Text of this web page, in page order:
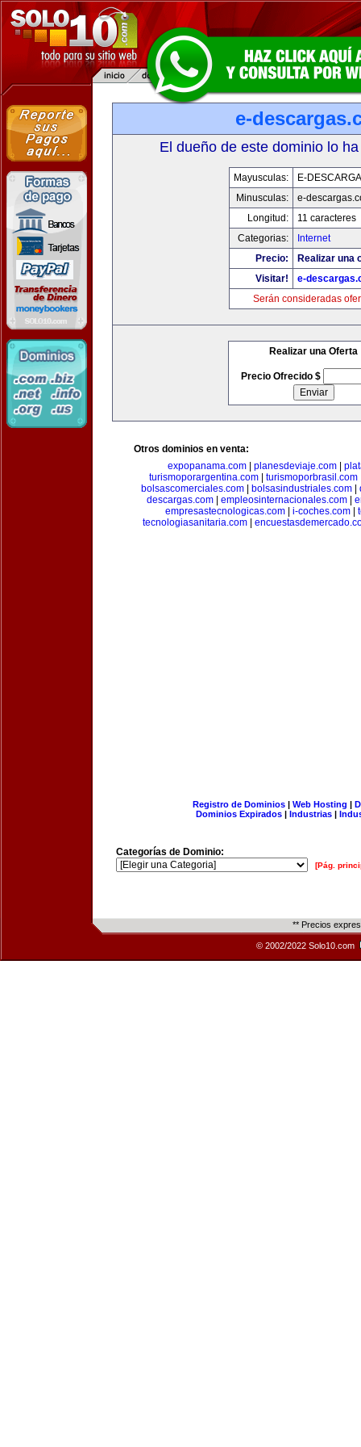
e-
El dueño de este dominio lo
Mayusculas:
E-
Minusculas:
e-
Longitud:
11 caracteres
Categorias:
Internet
Precio:
Realizar una
Visitar!
e-
Serán consideradas
Realizar una Oferta
Precio Ofrecido $
Otros dominios en venta:
expopanama.com| planesdeviaje.com|
turismoporargentina.com| turismoporbrasil.com
bolsascomerciales.com
bolsasindustriales.com
descargas.com
empleosinternacionales.com
empresastecnologicas.com
i-coches.com
tecnologiasanitaria.com|
Registro de Dominios| Web Hosting |
Dominios Expirados | Industrias |
Categorías de Dominio:
[Pág.
** Precios
© 2002/2022 Solo10.com